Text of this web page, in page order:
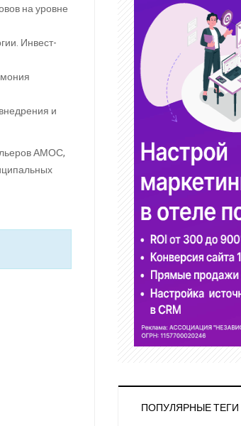
на уровне
Инвест-
и
АМОС,
ПОПУЛЯРНЫЕ ТЕГИ